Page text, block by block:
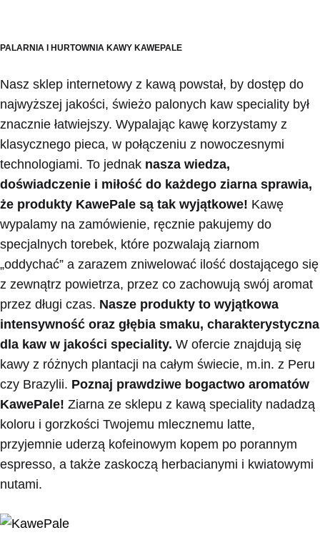
PALARNIA I HURTOWNIA KAWY KAWEPALE
Nasz sklep internetowy z kawą powstał, by dostęp do
najwyższej jakości, świeżo palonych kaw speciality był
znacznie łatwiejszy. Wypalając kawę korzystamy z
klasycznego pieca, w połączeniu z nowoczesnymi
technologiami. To jednak nasza wiedza,
doświadczenie i miłość do każdego ziarna sprawia,
że produkty KawePale są tak wyjątkowe! Kawę
wypalamy na zamówienie, ręcznie pakujemy do
specjalnych torebek, które pozwalają ziarnom
„oddychać” a zarazem zniwelować ilość dostającego się
z zewnątrz powietrza, przez co zachowują swój aromat
przez długi czas. Nasze produkty to wyjątkowa
intensywność oraz głębia smaku, charakterystyczna
dla kaw w jakości speciality. W ofercie znajdują się
kawy z różnych plantacji na całym świecie, m.in. z Peru
czy Brazylii. Poznaj prawdziwe bogactwo aromatów
KawePale! Ziarna ze sklepu z kawą speciality nadadzą
koloru i gorzkości Twojemu mlecznemu latte,
przyjemnie uderzą kofeinowym kopem po porannym
espresso, a także zaskoczą herbacianymi i kwiatowymi
nutami.